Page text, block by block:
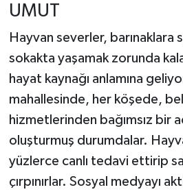
UMUT
Hayvan severler, barınaklara
sokakta yaşamak zorunda
hayat kaynağı anlamına
mahallesinde, her köşede,
hizmetlerinden bağımsız bir
oluşturmuş durumdalar.
yüzlerce canlı tedavi ettirip
çırpınırlar. Sosyal medyayı